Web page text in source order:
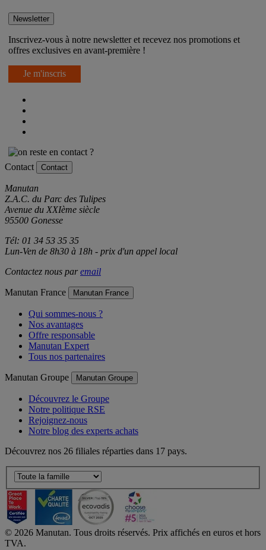
Newsletter
Inscrivez-vous à notre newsletter et recevez nos promotions et
offres exclusives en avant-première !
Je m'inscris
Contact Contact
Manutan
Z.A.C. du Parc des Tulipes
Avenue du XXIème siècle
95500 Gonesse
Tél: 01 34 53 35 35
Lun-Ven de 8h30 à 18h - prix d'un appel local
Contactez nous paremail
Manutan France Manutan France
Qui sommes-nous ?
Nos avantages
Offre responsable
Manutan Expert
Tous nos partenaires
Manutan Groupe Manutan Groupe
Découvrez le Groupe
Notre politique RSE
Rejoignez-nous
Notre blog des experts achats
Découvrez nos 26 filiales réparties dans 17 pays.
© 2026 Manutan. Tous droits réservés. Prix affichés en euros et hors
TVA.